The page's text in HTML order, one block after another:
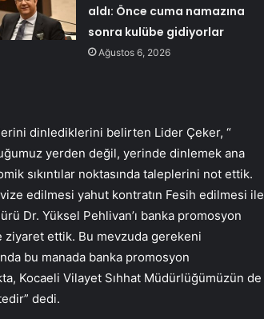
aldı: Önce cuma namazına
sonra kulübe gidiyorlar
Ağustos 6, 2026
dinlediklerini belirten Lider Çeker, “
yerden değil, yerinde dinlemek ana
sıkıntılar noktasında taleplerini not ettik.
edilmesi yahut kontratın Fesih edilmesi ile
Dr. Yüksel Pehlivan’ı banka promosyon
ettik. Bu mevzuda gerekeni
bu manada banka promosyon
Kocaeli Vilayet Sıhhat Müdürlüğümüzün de
dedi.